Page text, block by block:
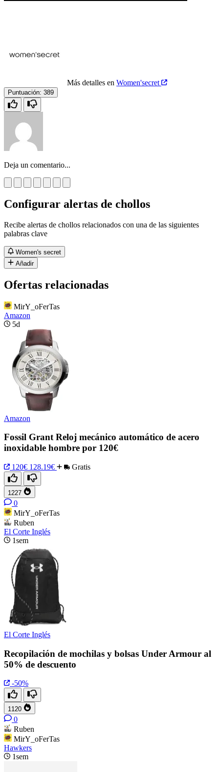
Más detalles en Women'secret
Puntuación: 389
Deja un comentario...
Configurar alertas de chollos
Recibe alertas de chollos relacionados con una de las siguientes
palabras clave
Women's secret
Añadir
Ofertas relacionadas
MirY_oFerTas
Amazon
5d
Amazon
Fossil Grant Reloj mecánico automático de acero
inoxidable hombre por 120€
120€ 128.19€ Gratis
1227
0
MirY_oFerTas
Ruben
El Corte Inglés
1sem
El Corte Inglés
Recopilación de mochilas y bolsas Under Armour al
50% de descuento
-50%
1120
0
Ruben
MirY_oFerTas
Hawkers
1sem